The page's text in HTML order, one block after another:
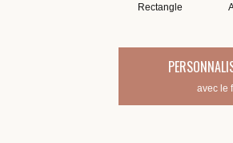
Rectangle
avec le